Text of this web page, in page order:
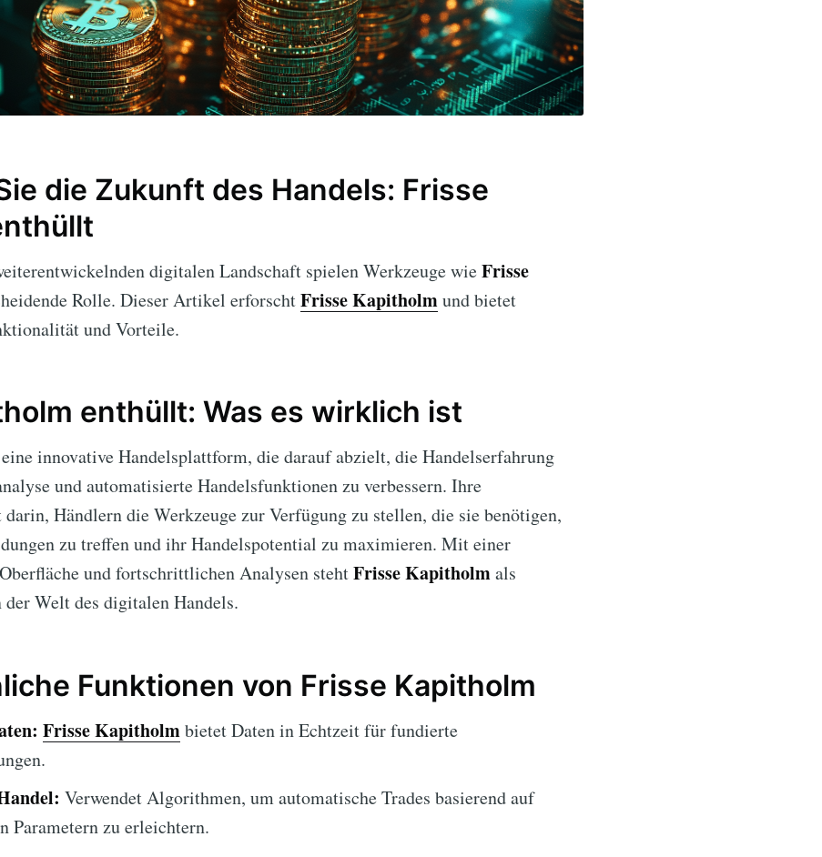
die Zukunft des Handels: Frisse
digitalen Landschaft spielen Werkzeuge wieFrisse
Rolle. Dieser Artikel erforschtFrisse Kapitholmund bietet
und Vorteile.
enthüllt: Was es wirklich ist
innovative Handelsplattform, die darauf abzielt, die Handelserfahrung
und automatisierte Handelsfunktionen zu verbessern. Ihre
Händlern die Werkzeuge zur Verfügung zu stellen, die sie benötigen,
zu treffen und ihr Handelspotential zu maximieren. Mit einer
und fortschrittlichen Analysen stehtFrisse Kapitholmals
Welt des digitalen Handels.
Funktionen von Frisse Kapitholm
Frisse Kapitholmbietet Daten in Echtzeit für fundierte
Verwendet Algorithmen, um automatische Trades basierend auf
Parametern zu erleichtern.